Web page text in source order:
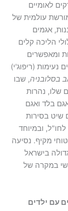
של
קלים
(ריפוג'י)
, שבו
נהרות
ואגם
ובמיוחד
נסיעה
של